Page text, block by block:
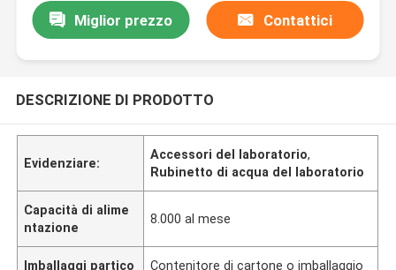
Miglior prezzo Contattici
DESCRIZIONE DI PRODOTTO
Evidenziare:
Accessori del laboratorio,
Rubinetto di acqua del laboratorio
Capacità di alime
ntazione
8.000 al mese
Imballaggi partico
Contenitore di cartone o imballaggio